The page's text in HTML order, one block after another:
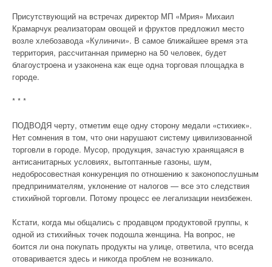
Присутствующий на встречах директор МП «Мрия» Михаил
Крамарчук реализаторам овощей и фруктов предложил место
возле хлебозавода «Кулиничи». В самое ближайшее время эта
территория, рассчитанная примерно на 50 человек, будет
благоустроена и узаконена как еще одна торговая площадка в
городе.
* * *
ПОДВОДЯ черту, отметим еще одну сторону медали «стихиек».
Нет сомнения в том, что они нарушают систему цивилизованной
торговли в городе. Мусор, продукция, зачастую хранящаяся в
антисанитарных условиях, вытоптанные газоны, шум,
недобросовестная конкуренция по отношению к законопослушным
предпринимателям, уклонение от налогов — все это следствия
стихийной торговли. Потому процесс ее легализации неизбежен.
Кстати, когда мы общались с продавцом продуктовой группы, к
одной из стихийных точек подошла женщина. На вопрос, не
боится ли она покупать продукты на улице, ответила, что всегда
отоваривается здесь и никогда проблем не возникало.